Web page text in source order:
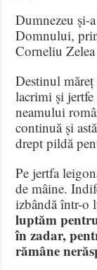
Dumnezeu și-
Domnului,
Corneliu
Destinul
lacrimi și
neamului
continuă și
drept pildă
Pe jertfa
de mâine.
izbândă într-o
luptăm
în zadar,
rămâne